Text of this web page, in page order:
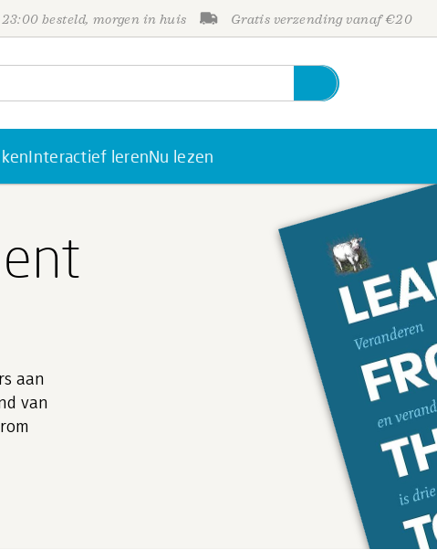
besteld, morgen in huis Gratis verzending vanaf €20
Interactief lerenNu lezen
aan
van
Personen
Trefwoorden